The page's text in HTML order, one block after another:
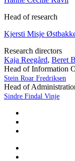
Head of research
Kjersti Misje
Research directors
Kaja Reegård, Beret
Head of Information
Stein Roar Fredriksen
Head of
Sindre Findal Vinje